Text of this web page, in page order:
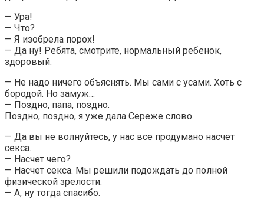
— Ура!
— Что?
— Я изобрела порох!
— Да ну! Ребята, смотрите, нормальный ребенок,
здоровый.
— Не надо ничего объяснять. Мы сами с усами. Хоть с
бородой. Но замуж…
— Поздно, папа, поздно.
Поздно, поздно, я уже дала Сереже слово.
— Да вы не волнуйтесь, у нас все продумано насчет
секса.
— Насчет чего?
— Насчет секса. Мы решили подождать до полной
физической зрелости.
— А, ну тогда спасибо.